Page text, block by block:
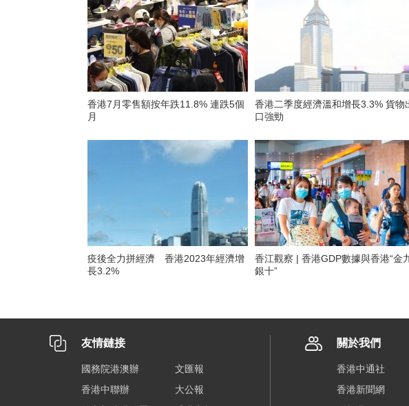
香港7月零售額按年跌11.8% 連跌5個
月
香港二季度經濟溫和增長3.3% 貨物出
口強勁
疫後全力拼經濟 香港2023年經濟增
長3.2%
香江觀察 | 香港GDP數據與香港“金
銀十”
友情鏈接
國務院港澳辦
文匯報
香港中聯辦
大公報
關於我們
香港中通社
香港新聞網